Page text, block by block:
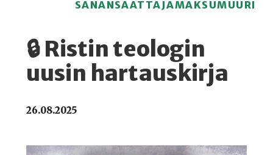
SANANSAATTAJAMAKSUMUURI
🔒 Ristin teologin
uusin hartauskirja
26.08.2025